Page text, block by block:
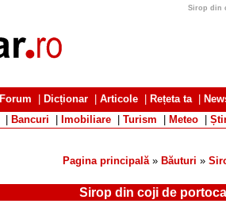
Sirop din
Forum Dicționar Articole Rețeta ta|
Bancuri Imobiliare Turism Meteo
Pagina principală» Băuturi »
Sirop din coji de